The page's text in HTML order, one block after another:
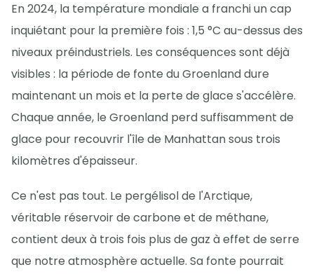
En 2024, la température mondiale a franchi un cap
inquiétant pour la première fois : 1,5 °C au-dessus des
niveaux préindustriels. Les conséquences sont déjà
visibles : la période de fonte du Groenland dure
maintenant un mois et la perte de glace s'accélère.
Chaque année, le Groenland perd suffisamment de
glace pour recouvrir l'île de Manhattan sous trois
kilomètres d'épaisseur.
Ce n'est pas tout. Le pergélisol de l'Arctique,
véritable réservoir de carbone et de méthane,
contient deux à trois fois plus de gaz à effet de serre
que notre atmosphère actuelle. Sa fonte pourrait